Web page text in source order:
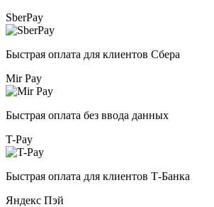
SberPay
Быстрая оплата для клиентов Сбера
Mir Pay
Быстрая оплата без ввода данных
T-Pay
Быстрая оплата для клиентов Т-Банка
Яндекс Пэй